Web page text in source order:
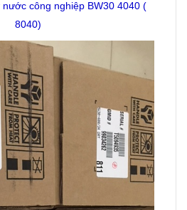
công nghiệp BW30 4040 (
8040)